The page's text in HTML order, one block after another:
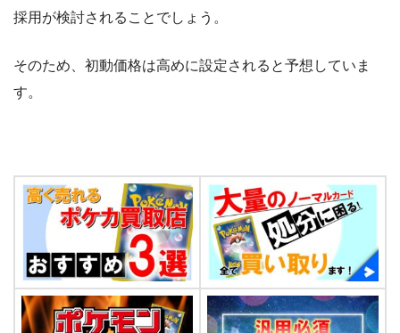
採用が検討されることでしょう。
そのため、初動価格は高めに設定されると予想していま
す。